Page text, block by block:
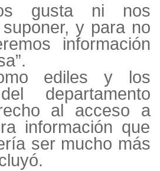
gusta ni nos
y para no
información
ediles y los
departamento
al acceso a
información que
ser mucho más